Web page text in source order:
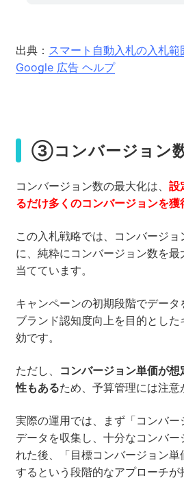
出典： スマート自動入札の入札範
Google 広告 ヘルプ
③コンバージョン
コンバージョン数の最大化は、 設
るだけ多くのコンバージョンを獲
この入札戦略では、コンバージ
に、純粋にコンバージョン数を
当てています。
キャンペーンの初期段階でデータ
ブランド認知度向上を目的とし
効です。
ただし、
コンバージョン単価が
性もあるため、予算管理には注意
実際の運用では、まず「コンバ
データを収集し、十分なコンバー
れた後、「目標コンバージョン
するという段階的なアプローチが